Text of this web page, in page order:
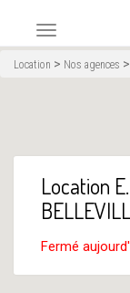
Menu principal
Location > Nos agences >
Location
Fermé